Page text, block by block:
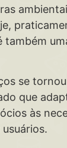
também
se
que
às